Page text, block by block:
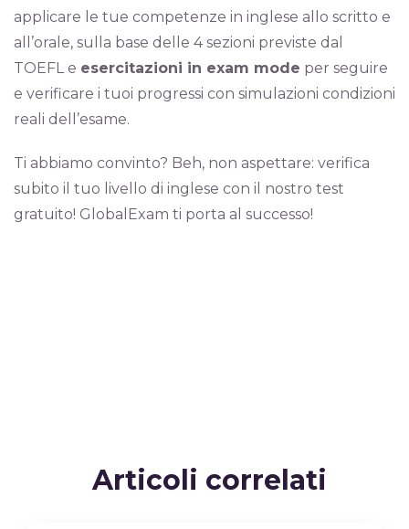
applicare le tue competenze in inglese allo scritto e
all’orale, sulla base delle 4 sezioni previste dal
TOEFL e esercitazioni in exam mode per seguire
e verificare i tuoi progressi con simulazioni condizioni
reali dell’esame.
Ti abbiamo convinto? Beh, non aspettare: verifica
subito il tuo livello di inglese con il nostro test
gratuito! GlobalExam ti porta al successo!
Articoli correlati